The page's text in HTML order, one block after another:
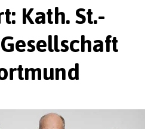
Kath. St.-